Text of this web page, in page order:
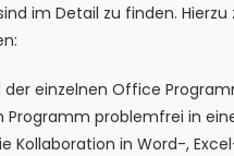
im Detail zu finden.
der einzelnen Office
Programm problemfrei in
Kollaboration in Word-,